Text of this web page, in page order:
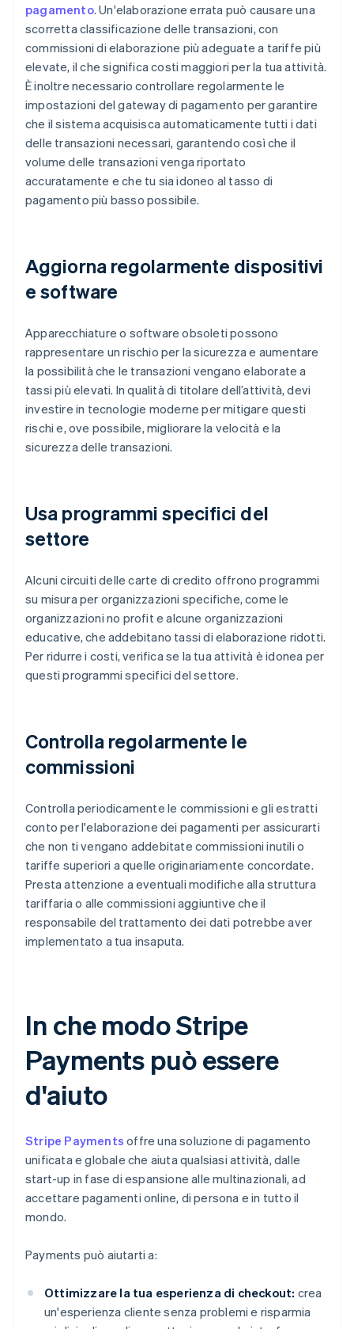
pagamento. Un'elaborazione errata può causare una
scorretta classificazione delle transazioni, con
commissioni di elaborazione più adeguate a tariffe più
elevate, il che significa costi maggiori per la tua attività.
È inoltre necessario controllare regolarmente le
impostazioni del gateway di pagamento per garantire
che il sistema acquisisca automaticamente tutti i dati
delle transazioni necessari, garantendo così che il
volume delle transazioni venga riportato
accuratamente e che tu sia idoneo al tasso di
pagamento più basso possibile.
Aggiorna regolarmente dispositivi
e software
Apparecchiature o software obsoleti possono
rappresentare un rischio per la sicurezza e aumentare
la possibilità che le transazioni vengano elaborate a
tassi più elevati. In qualità di titolare dell’attività, devi
investire in tecnologie moderne per mitigare questi
rischi e, ove possibile, migliorare la velocità e la
sicurezza delle transazioni.
Usa programmi specifici del
settore
Alcuni circuiti delle carte di credito offrono programmi
su misura per organizzazioni specifiche, come le
organizzazioni no profit e alcune organizzazioni
educative, che addebitano tassi di elaborazione ridotti.
Per ridurre i costi, verifica se la tua attività è idonea per
questi programmi specifici del settore.
Controlla regolarmente le
commissioni
Controlla periodicamente le commissioni e gli estratti
conto per l'elaborazione dei pagamenti per assicurarti
che non ti vengano addebitate commissioni inutili o
tariffe superiori a quelle originariamente concordate.
Presta attenzione a eventuali modifiche alla struttura
tariffaria o alle commissioni aggiuntive che il
responsabile del trattamento dei dati potrebbe aver
implementato a tua insaputa.
In che modo Stripe
Payments può essere
d'aiuto
Stripe Payments offre una soluzione di pagamento
unificata e globale che aiuta qualsiasi attività, dalle
start-up in fase di espansione alle multinazionali, ad
accettare pagamenti online, di persona e in tutto il
mondo.
Payments può aiutarti a:
Ottimizzare la tua esperienza di checkout: crea
un'esperienza cliente senza problemi e risparmia